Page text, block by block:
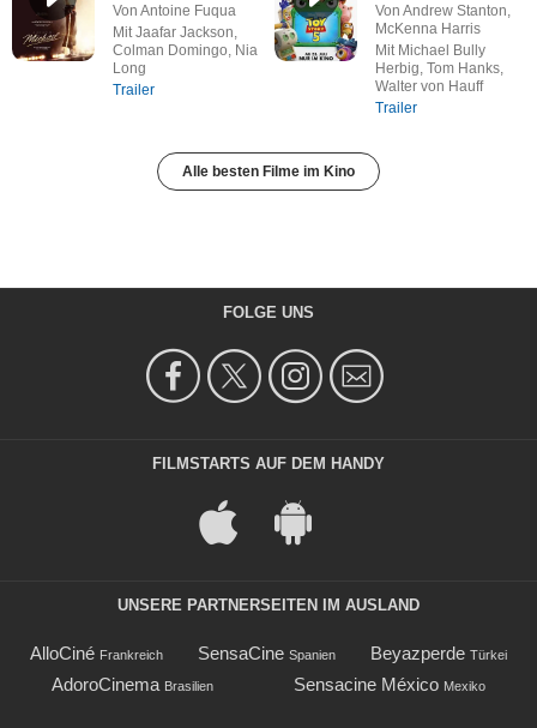
Von Antoine Fuqua
Mit Jaafar Jackson,
Colman Domingo, Nia
Long
Trailer
Von Andrew Stanton,
McKenna Harris
Mit Michael Bully
Herbig, Tom Hanks,
Walter von Hauff
Trailer
Alle besten Filme im Kino
FOLGE UNS
FILMSTARTS AUF DEM HANDY
UNSERE PARTNERSEITEN IM AUSLAND
AlloCiné Frankreich SensaCine Spanien Beyazperde Türkei
AdoroCinema Brasilien Sensacine México Mexiko